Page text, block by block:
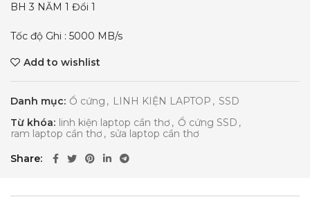
BH 3 NĂM 1 Đổi 1
Tốc độ Ghi : 5000 MB/s
Add to wishlist
Danh mục: Ổ cứng , LINH KIỆN LAPTOP , SSD
Từ khóa: linh kiện laptop cần thơ , Ổ cứng SSD ,
ram laptop cần thơ , sửa laptop cần thơ
Share